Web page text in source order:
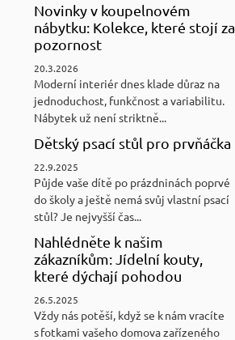
Novinky v koupelnovém
nábytku: Kolekce, které stojí za
pozornost
20.3.2026
Moderní interiér dnes klade důraz na
jednoduchost, funkčnost a variabilitu.
Nábytek už není striktně...
Dětský psací stůl pro prvňáčka
22.9.2025
Půjde vaše dítě po prázdninách poprvé
do školy a ještě nemá svůj vlastní psací
stůl? Je nejvyšší čas...
Nahlédněte k našim
zákazníkům: Jídelní kouty,
které dýchají pohodou
26.5.2025
Vždy nás potěší, když se k nám vracíte
s fotkami vašeho domova zařízeného